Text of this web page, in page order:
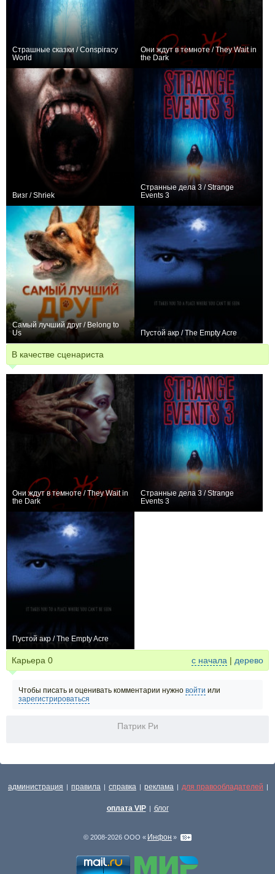
Страшные сказки / Conspiracy
World
Они ждут в темноте / They Wait in
the Dark
Визг / Shriek
Странные дела 3 / Strange
Events 3
Самый лучший друг / Belong to
Us
Пустой акр / The Empty Acre
В качестве сценариста
Они ждут в темноте / They Wait in
the Dark
Странные дела 3 / Strange
Events 3
Пустой акр / The Empty Acre
Карьера 0 с начала | дерево
Чтобы писать и оценивать комментарии нужно войти или
зарегистрироваться
Патрик Ри
администрация | правила | справка | реклама | для правообладателей |
оплата VIP | блог
© 2008-2026 ООО « Инфон »